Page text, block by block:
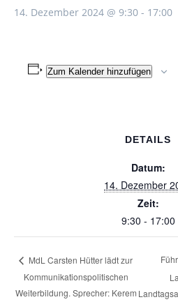
14. Dezember 2024 @ 9:30 - 17:00
Zum Kalender hinzufügen
DETAILS
Datum:
14. Dezember
Zeit:
9:30 - 17:00
MdL Carsten Hütter lädt zur
Kommunikationspolitischen
Weiterbildung. Sprecher: Kerem